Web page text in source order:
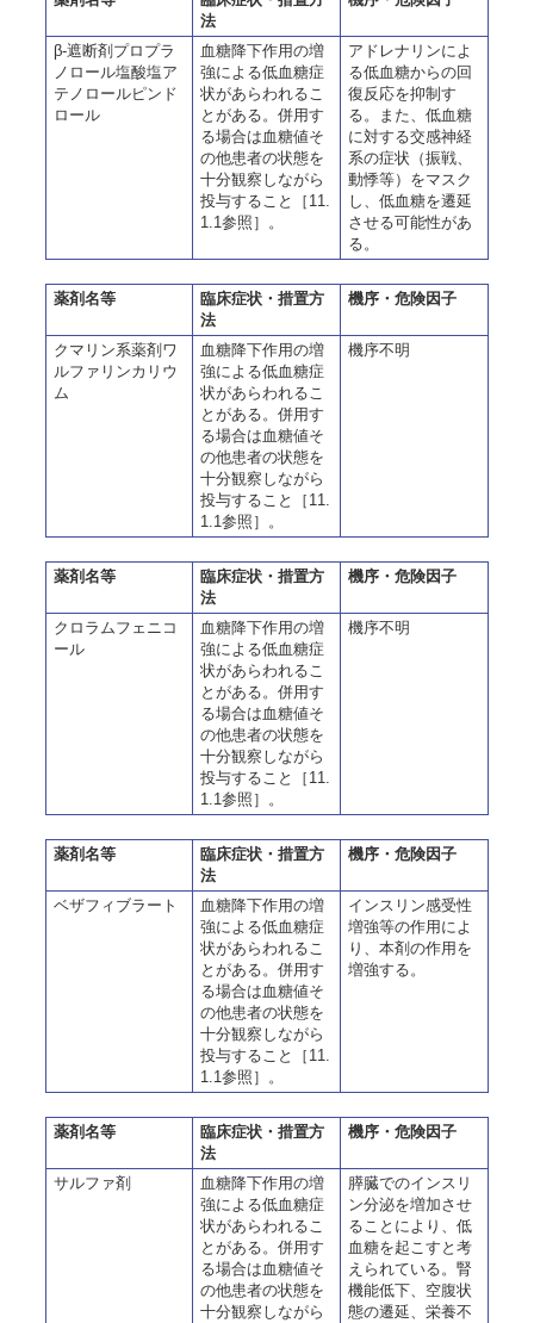
法
β-遮断剤プロプラ
ノロール塩酸塩ア
テノロールピンド
ロール
血糖降下作用の増
強による低血糖症
状があらわれるこ
とがある。併用す
る場合は血糖値そ
の他患者の状態を
十分観察しながら
投与すること［11.
1.1参照］。
アドレナリンによ
る低血糖からの回
復反応を抑制す
る。また、低血糖
に対する交感神経
系の症状（振戦、
動悸等）をマスク
し、低血糖を遷延
させる可能性があ
る。
薬剤名等
臨床症状・措置方
法
機序・危険因子
クマリン系薬剤ワ
ルファリンカリウ
ム
血糖降下作用の増
強による低血糖症
状があらわれるこ
とがある。併用す
る場合は血糖値そ
の他患者の状態を
十分観察しながら
投与すること［11.
1.1参照］。
機序不明
薬剤名等
臨床症状・措置方
法
機序・危険因子
クロラムフェニコ
ール
血糖降下作用の増
強による低血糖症
状があらわれるこ
とがある。併用す
る場合は血糖値そ
の他患者の状態を
十分観察しながら
投与すること［11.
1.1参照］。
機序不明
薬剤名等
臨床症状・措置方
法
機序・危険因子
ベザフィブラート
血糖降下作用の増
強による低血糖症
状があらわれるこ
とがある。併用す
る場合は血糖値そ
の他患者の状態を
十分観察しながら
投与すること［11.
1.1参照］。
インスリン感受性
増強等の作用によ
り、本剤の作用を
増強する。
薬剤名等
臨床症状・措置方
法
機序・危険因子
サルファ剤
血糖降下作用の増
強による低血糖症
状があらわれるこ
とがある。併用す
る場合は血糖値そ
の他患者の状態を
十分観察しながら
膵臓でのインスリ
ン分泌を増加させ
ることにより、低
血糖を起こすと考
えられている。腎
機能低下、空腹状
態の遷延、栄養不